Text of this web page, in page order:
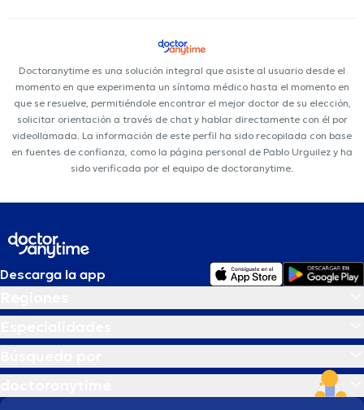
Doctoranytime es una solución integral que asiste al usuario desde el
momento en que experimenta un síntoma médico hasta el momento en
que se resuelve, permitiéndole encontrar el mejor doctor de su elección,
solicitar orientación a través de chat y hablar directamente con él por
videollamada. La información de este perfil ha sido recopilada con base
en fuentes de confianza, como la página personal de Pablo Urguilez y ha
sido verificada por el equipo de doctoranytime.
Descarga la app